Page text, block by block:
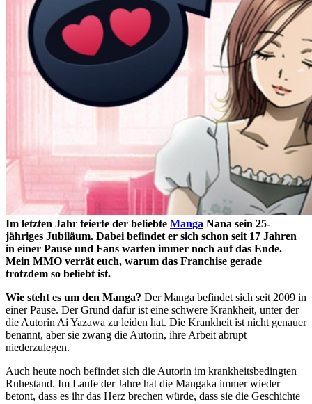
Im letzten Jahr feierte der beliebte Manga Nana sein 25-
jähriges Jubiläum. Dabei befindet er sich schon seit 17 Jahren
in einer Pause und Fans warten immer noch auf das Ende.
Mein MMO verrät euch, warum das Franchise gerade
trotzdem so beliebt ist.
Wie steht es um den Manga? Der Manga befindet sich seit 2009 in
einer Pause. Der Grund dafür ist eine schwere Krankheit, unter der
die Autorin Ai Yazawa zu leiden hat. Die Krankheit ist nicht genauer
benannt, aber sie zwang die Autorin, ihre Arbeit abrupt
niederzulegen.
Auch heute noch befindet sich die Autorin im krankheitsbedingten
Ruhestand. Im Laufe der Jahre hat die Mangaka immer wieder
betont, dass es ihr das Herz brechen würde, dass sie die Geschichte